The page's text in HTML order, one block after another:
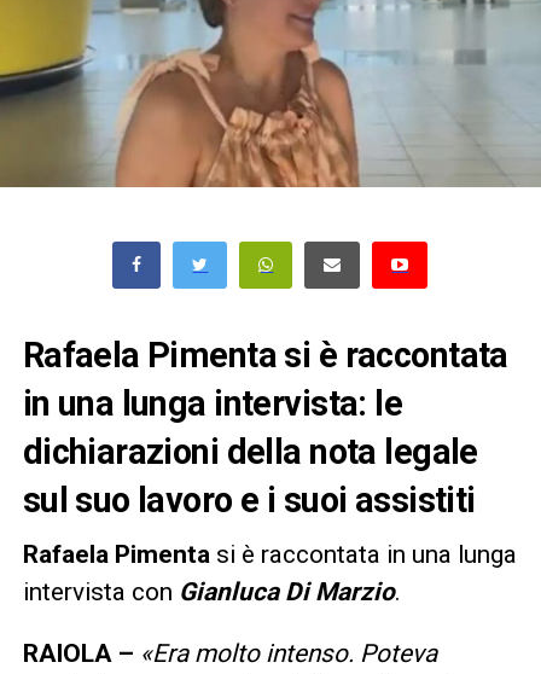
Rafaela Pimenta si è raccontata
in una lunga intervista: le
dichiarazioni della nota legale
sul suo lavoro e i suoi assistiti
Rafaela Pimenta si è raccontata in una lunga
intervista con Gianluca Di Marzio.
RAIOLA – «Era molto intenso. Poteva